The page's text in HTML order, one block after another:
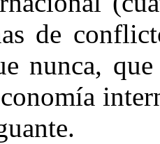
de
nunca,